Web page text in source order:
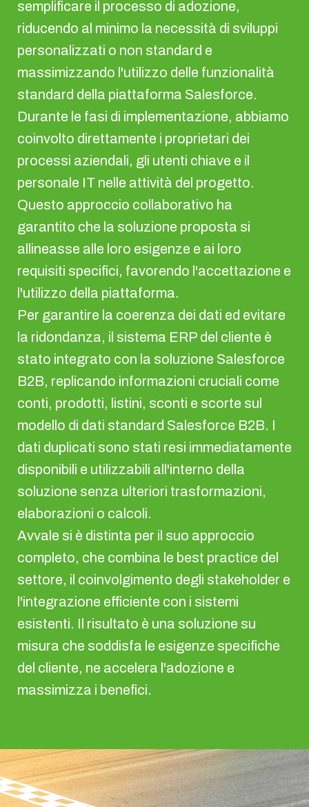
semplificare il processo di adozione,
riducendo al minimo la necessità di sviluppi
personalizzati o non standard e
massimizzando l'utilizzo delle funzionalità
standard della piattaforma Salesforce.
Durante le fasi di implementazione, abbiamo
coinvolto direttamente i proprietari dei
processi aziendali, gli utenti chiave e il
personale IT nelle attività del progetto.
Questo approccio collaborativo ha
garantito che la soluzione proposta si
allineasse alle loro esigenze e ai loro
requisiti specifici, favorendo l'accettazione e
l'utilizzo della piattaforma.
Per garantire la coerenza dei dati ed evitare
la ridondanza, il sistema ERP del cliente è
stato integrato con la soluzione Salesforce
B2B, replicando informazioni cruciali come
conti, prodotti, listini, sconti e scorte sul
modello di dati standard Salesforce B2B. I
dati duplicati sono stati resi immediatamente
disponibili e utilizzabili all'interno della
soluzione senza ulteriori trasformazioni,
elaborazioni o calcoli.
Avvale si è distinta per il suo approccio
completo, che combina le best practice del
settore, il coinvolgimento degli stakeholder e
l'integrazione efficiente con i sistemi
esistenti. Il risultato è una soluzione su
misura che soddisfa le esigenze specifiche
del cliente, ne accelera l'adozione e
massimizza i benefici.